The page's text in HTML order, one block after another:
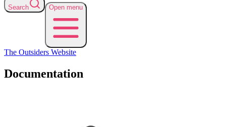
Search Open menu
The Outsiders Website
Documentation